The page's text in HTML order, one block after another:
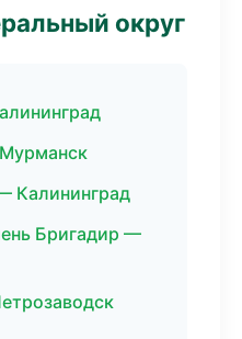
округ
Калининград
Бригадир —